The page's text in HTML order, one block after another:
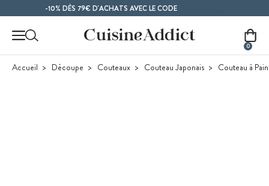
Contenu principal-10% DÈS 79€ D'ACHATS AVEC LE CODE
0
Accueil Découpe Couteaux Couteau Japonais Couteau à